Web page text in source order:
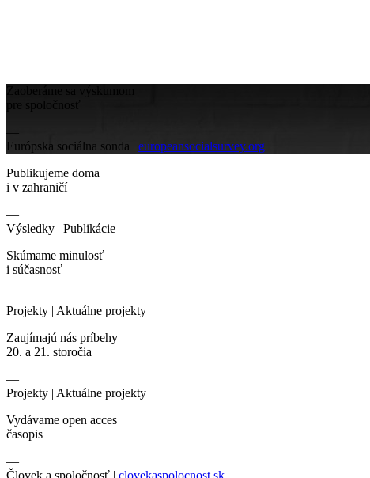
pre spoločnosť
—
Európska sociálna sonda | europeansocialsurvey.org
Publikujeme doma
i v zahraničí
—
Výsledky | Publikácie
Skúmame minulosť
i súčasnosť
—
Projekty | Aktuálne projekty
Zaujímajú nás príbehy
20. a 21. storočia
—
Projekty | Aktuálne projekty
Vydávame open acces
časopis
—
Človek a spoločnosť | clovekaspolocnost.sk